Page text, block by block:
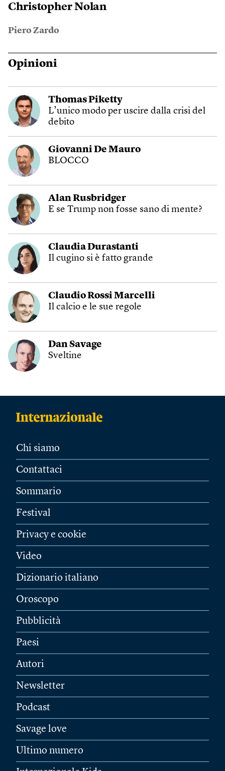
Christopher Nolan
Piero Zardo
Opinioni
Thomas Piketty
L’unico modo per uscire dalla crisi del
debito
Giovanni De Mauro
BLOCCO
Alan Rusbridger
E se Trump non fosse sano di mente?
Claudia Durastanti
Il cugino si è fatto grande
Claudio Rossi Marcelli
Il calcio e le sue regole
Dan Savage
Sveltine
Chi siamo
Contattaci
Sommario
Festival
Privacy e cookie
Video
Dizionario italiano
Oroscopo
Pubblicità
Paesi
Autori
Newsletter
Podcast
Savage love
Ultimo numero